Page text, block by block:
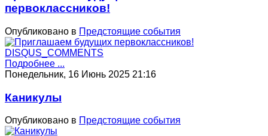
первоклассников!
Опубликовано в Предстоящие события
DISQUS_COMMENTS
Подробнее ...
Понедельник, 16 Июнь 2025 21:16
Каникулы
Опубликовано в Предстоящие события